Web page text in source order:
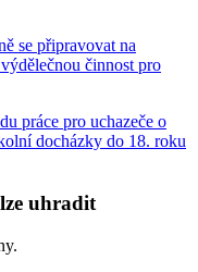
se připravovat na
činnost pro
práce pro uchazeče o
docházky do 18. roku
uhradit